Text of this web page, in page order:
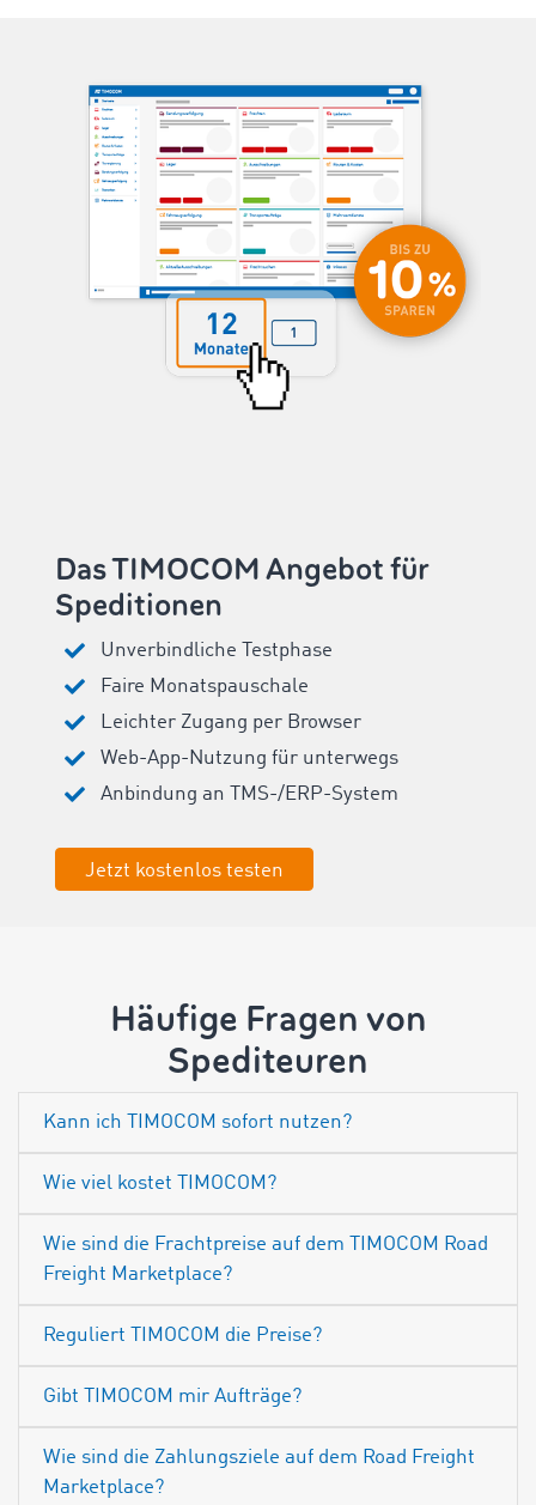
Das TIMOCOM Angebot für
Speditionen
Unverbindliche Testphase
Faire Monatspauschale
Leichter Zugang per Browser
Web-App-Nutzung für unterwegs
Anbindung an TMS-/ERP-System
Jetzt kostenlos testen
Häufige Fragen von
Spediteuren
Kann ich TIMOCOM sofort nutzen?
Wie viel kostet TIMOCOM?
Wie sind die Frachtpreise auf dem TIMOCOM Road
Freight Marketplace?
Reguliert TIMOCOM die Preise?
Gibt TIMOCOM mir Aufträge?
Wie sind die Zahlungsziele auf dem Road Freight
Marketplace?